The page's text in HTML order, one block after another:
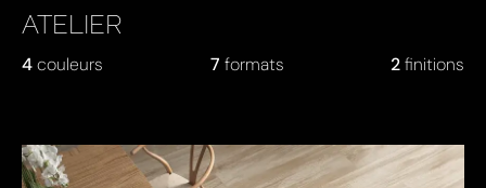
ATELIER
4couleurs 7 formats 2finitions